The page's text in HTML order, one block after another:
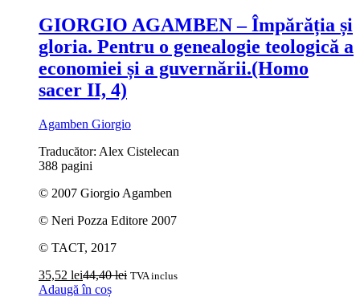
GIORGIO AGAMBEN – Împărăția și
gloria. Pentru o genealogie teologică a
economiei și a guvernării.(Homo
sacer II, 4)
Agamben Giorgio
Traducător: Alex Cistelecan
388 pagini
© 2007 Giorgio Agamben
© Neri Pozza Editore 2007
© TACT, 2017
35,52 lei44,40lei TVA inclus
Adaugă în coș